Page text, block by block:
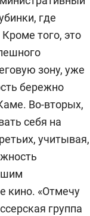
где
того, это
зону, уже
бережно
Во-вторых,
себя на
учитывая,
кино. «Отмечу
группа